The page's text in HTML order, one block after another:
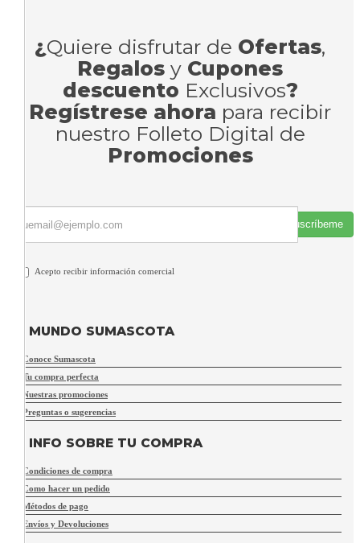
¿Quiere disfrutar de Ofertas,
Regalos y Cupones
descuento Exclusivos?
Regístrese ahora para recibir
nuestro Folleto Digital de
Promociones
Suscríbeme
Acepto recibir información comercial
MUNDO SUMASCOTA
Conoce Sumascota
Tu compra perfecta
Nuestras promociones
Preguntas o sugerencias
INFO SOBRE TU COMPRA
Condiciones de compra
Como hacer un pedido
Métodos de pago
Envíos y Devoluciones